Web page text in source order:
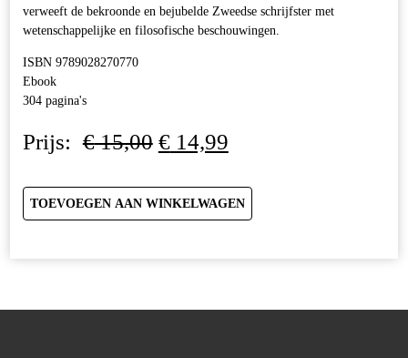
verweeft de bekroonde en bejubelde Zweedse schrijfster met
wetenschappelijke en filosofische beschouwingen.
ISBN 9789028270770
Ebook
304 pagina's
Prijs: €15,00 Oorspronkelijke
prijs
€ 15,00.
€14,99Huidige
prijs
€ 14,99.
TOEVOEGEN AAN WINKELWAGEN